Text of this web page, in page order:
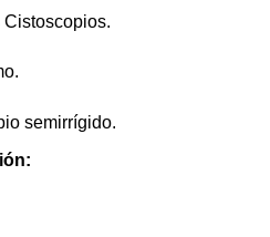
Cistoscopios.
semirrígido.